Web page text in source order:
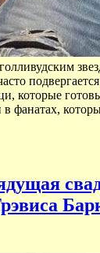
которые
фанатах,